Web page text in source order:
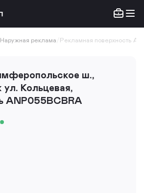
Наружная реклама Рекламная поверхность
ш.,
ул. Кольцевая,
ANP055BCBRA